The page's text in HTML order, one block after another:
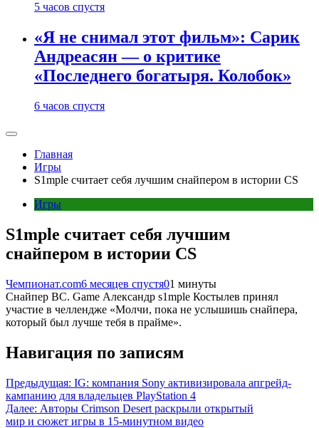
5 часов спустя
«Я не снимал этот фильм»: Сарик
Андреасян — о критике
«Последнего богатыря. Колобок»
6 часов спустя
Главная
Игры
S1mple считает себя лучшим снайпером в истории CS
Игры
S1mple считает себя лучшим
снайпером в истории CS
Чемпионат.com6 месяцев спустя01 минуты
Снайпер BC. Game Александр s1mple Костылев принял
участие в челлендже «Молчи, пока не услышишь снайпера,
который был лучше тебя в прайме».
Навигация по записям
Предыдущая: IG: компания Sony активизировала апгрейд-
кампанию для владельцев PlayStation 4
Далее: Авторы Crimson Desert раскрыли открытый
мир и сюжет игры в 15-минутном видео